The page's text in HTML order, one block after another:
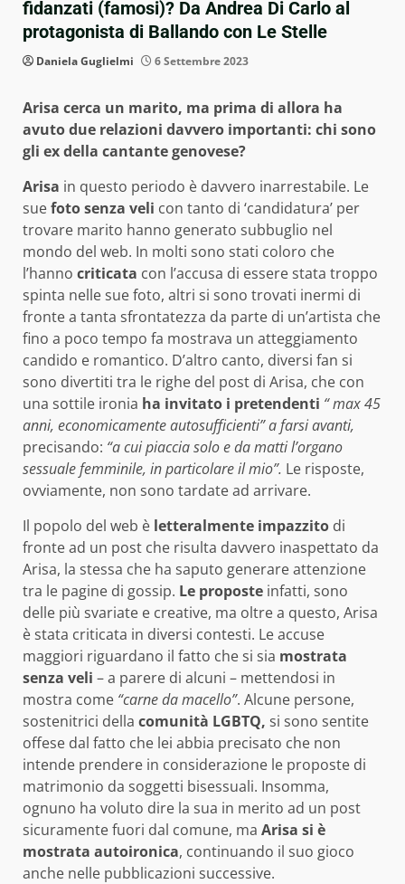
fidanzati (famosi)? Da Andrea Di Carlo al
protagonista di Ballando con Le Stelle
Daniela Guglielmi 6 Settembre 2023
Arisa cerca un marito, ma prima di allora ha
avuto due relazioni davvero importanti: chi sono
gli ex della cantante genovese?
Arisa in questo periodo è davvero inarrestabile. Le
suefoto senza veli con tanto di ‘candidatura’ per
trovare marito hanno generato subbuglio nel
mondo del web. In molti sono stati coloro che
l’hanno criticata con l’accusa di essere stata troppo
spinta nelle sue foto, altri si sono trovati inermi di
fronte a tanta sfrontatezza da parte di un’artista che
fino a poco tempo fa mostrava un atteggiamento
candido e romantico. D’altro canto, diversi fan si
sono divertiti tra le righe del post di Arisa, che con
una sottile ironia ha invitato i pretendenti “ max 45
anni, economicamente autosufficienti” a farsi avanti,
precisando: “a cui piaccia solo e da matti l’organo
sessuale femminile, in particolare il mio”. Le risposte,
ovviamente, non sono tardate ad arrivare.
Il popolo del web è letteralmente impazzito di
fronte ad un post che risulta davvero inaspettato da
Arisa, la stessa che ha saputo generare attenzione
tra le pagine di gossip. Le proposte infatti, sono
delle più svariate e creative, ma oltre a questo, Arisa
è stata criticata in diversi contesti. Le accuse
maggiori riguardano il fatto che si sia mostrata
senza veli – a parere di alcuni – mettendosi in
mostra come “carne da macello”. Alcune persone,
sostenitrici della comunità LGBTQ, si sono sentite
offese dal fatto che lei abbia precisato che non
intende prendere in considerazione le proposte di
matrimonio da soggetti bisessuali. Insomma,
ognuno ha voluto dire la sua in merito ad un post
sicuramente fuori dal comune, ma Arisa si è
mostrata autoironica, continuando il suo gioco
anche nelle pubblicazioni successive.